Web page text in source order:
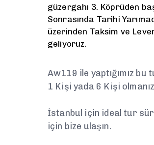
güzergahı 3. Köprüden
Sonrasında Tarihi
üzerinden Taksim ve
geliyoruz.
Aw119 ile yaptığımız
1 Kişi yada 6 Kişi
İstanbul için ideal tur
için bize ulaşın.